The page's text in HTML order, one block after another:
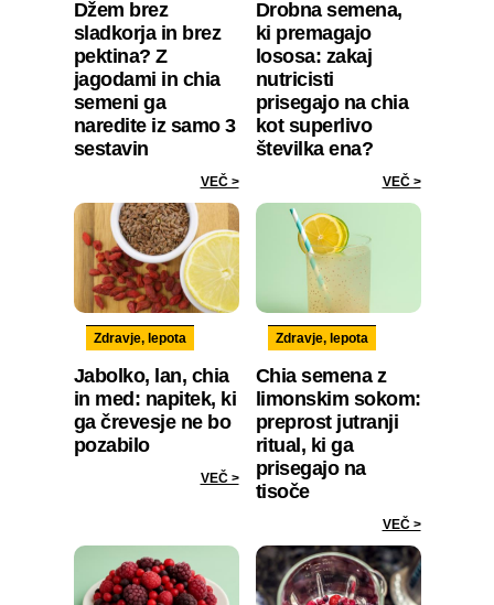
Džem brez
sladkorja in brez
pektina? Z
jagodami in chia
semeni ga
naredite iz samo 3
sestavin
VEČ >
Drobna semena,
ki premagajo
lososa: zakaj
nutricisti
prisegajo na chia
kot superlivo
številka ena?
VEČ >
Zdravje, lepota
Jabolko, lan, chia
in med: napitek, ki
ga črevesje ne bo
pozabilo
VEČ >
Zdravje, lepota
Chia semena z
limonskim sokom:
preprost jutranji
ritual, ki ga
prisegajo na
tisoče
VEČ >